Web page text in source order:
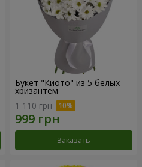
Букет "Киото" из 5 белых
хризантем
1 110 грн
Заказать